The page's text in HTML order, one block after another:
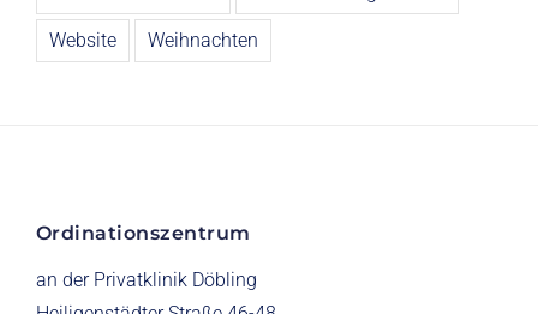
Website Weihnachten
Ordinationszentrum
an der Privatklinik Döbling